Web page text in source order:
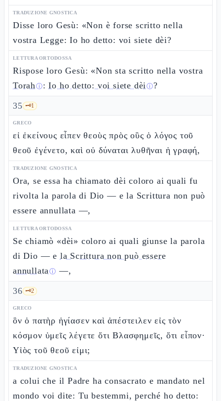
TRADUZIONE GNOSTICA
Disse loro Gesù: «Non è forse scritto nella
vostra Legge: Io ho detto: voi siete dèi?
LETTURA ORTODOSSA
Rispose loro Gesù: «Non sta scritto nella vostra
Torahⓘ:Io ho detto: voi siete dèiⓘ?
35 🗝️1
GRECO
εἰ ἐκείνους εἶπεν θεοὺς πρὸς οὓς ὁ λόγος τοῦ
θεοῦ ἐγένετο, καὶ οὐ δύναται λυθῆναι ἡ γραφή,
TRADUZIONE GNOSTICA
Ora, se essa ha chiamato dèi coloro ai quali fu
rivolta la parola di Dio — e la Scrittura non può
essere annullata —,
LETTURA ORTODOSSA
Se chiamò «dèi» coloro ai quali giunse la parola
di Dio — e la Scrittura non può essere
annullataⓘ —,
36 🗝️2
GRECO
ὃν ὁ πατὴρ ἡγίασεν καὶ ἀπέστειλεν εἰς τὸν
κόσμον ὑμεῖς λέγετε ὅτι Βλασφημεῖς, ὅτι εἶπον·
Υἱὸς τοῦ θεοῦ εἰμι;
TRADUZIONE GNOSTICA
a colui che il Padre ha consacrato e mandato nel
mondo voi dite: Tu bestemmi, perché ho detto: